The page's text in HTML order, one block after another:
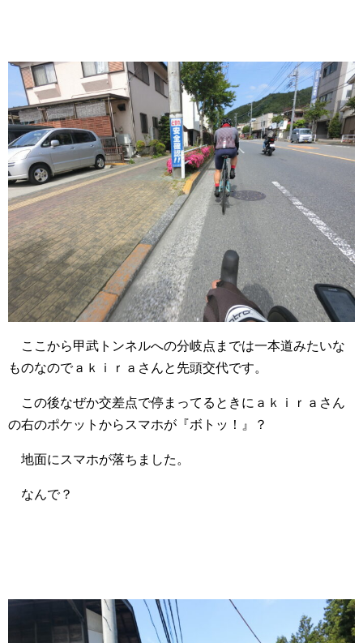
ここから甲武トンネルへの分岐点までは一本道みたいな
ものなのでａｋｉｒａさんと先頭交代です。
この後なぜか交差点で停まってるときにａｋｉｒａさん
の右のポケットからスマホが『ボトッ！』？
地面にスマホが落ちました。
なんで？